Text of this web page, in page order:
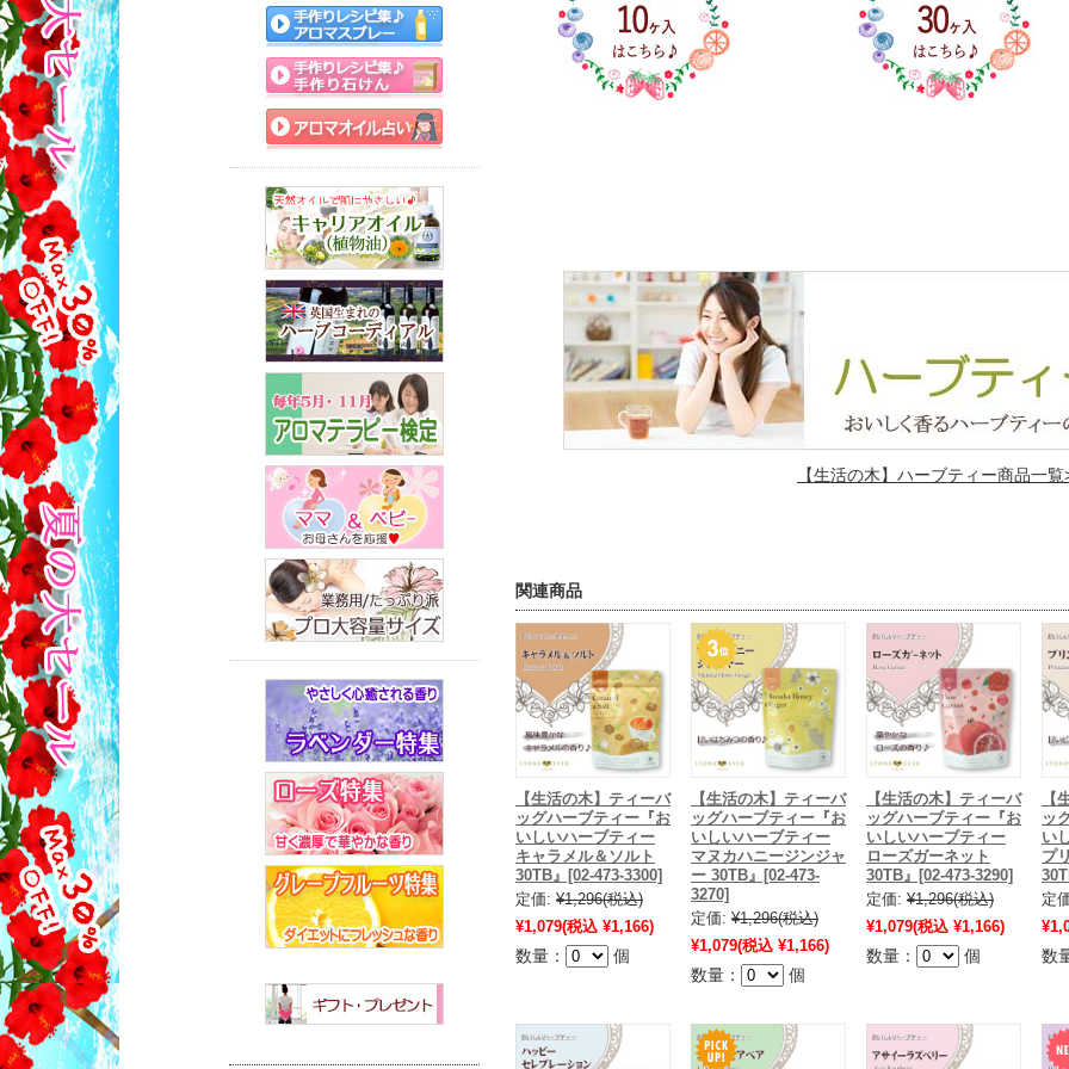
【生活の木】ハーブティー商品一覧
関連商品
【生活の木】ティーバ
ッグハーブティー『お
いしいハーブティー
キャラメル＆ソルト
30TB』[02-473-3300]
定価: ¥1,296(税込)
¥1,079(税込 ¥1,166)
数量： 個
【生活の木】ティーバ
ッグハーブティー『お
いしいハーブティー
マヌカハニージンジャ
ー 30TB』[02-473-
3270]
定価: ¥1,296(税込)
¥1,079(税込 ¥1,166)
数量： 個
【生活の木】ティーバ
ッグハーブティー『お
いしいハーブティー
ローズガーネット
30TB』[02-473-3290]
定価: ¥1,296(税込)
¥1,079(税込 ¥1,166)
数量： 個
【
ッ
い
プ
定
数